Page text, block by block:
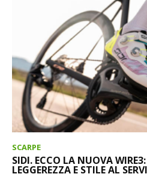
SCARPE
SIDI. ECCO LA NUOVA
LEGGEREZZA E STILE AL